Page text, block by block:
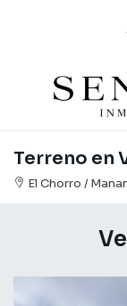
El Chorro /